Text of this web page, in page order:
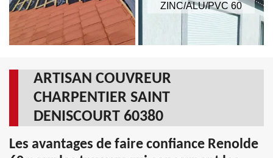
ZINC/ALU/PVC 60
ARTISAN COUVREUR
CHARPENTIER SAINT
DENISCOURT 60380
Les avantages de faire confiance Renolde